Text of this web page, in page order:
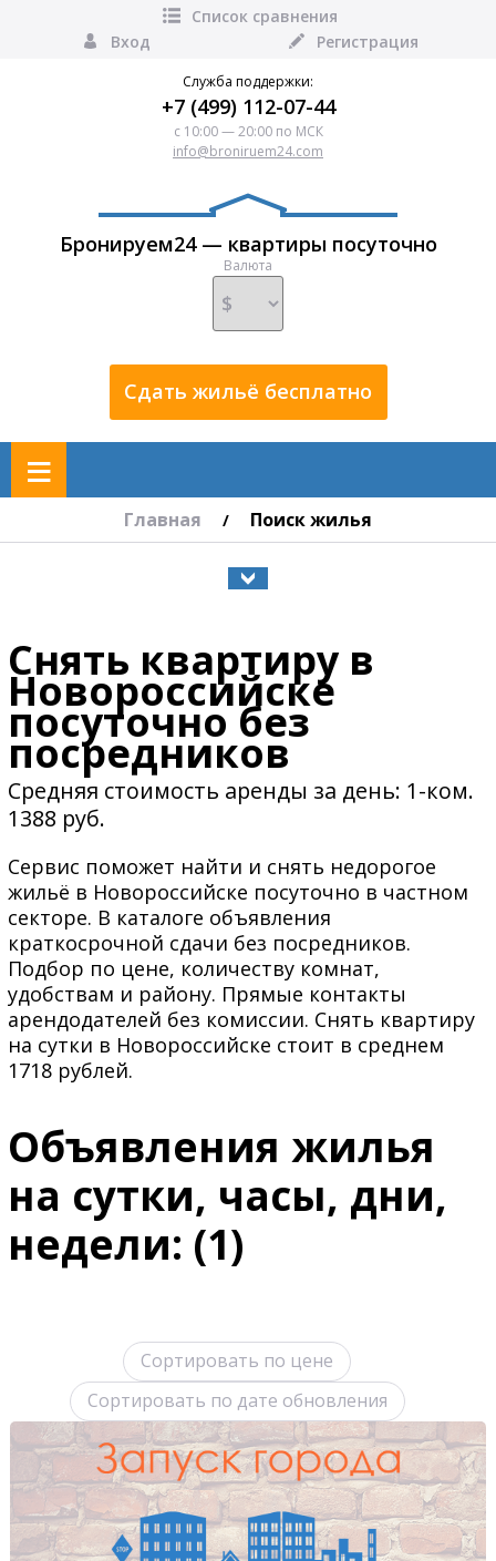
Список сравнения
Вход
Регистрация
Служба поддержки:
+7 (499) 112-07-44
с 10:00 — 20:00 по МСК
info@broniruem24.com
Бронируем24 — квартиры посуточно
Валюта
Сдать жильё бесплатно
≡
Главная / Поиск жилья
Снять квартиру в
Новороссийске
посуточно без
посредников
Средняя стоимость аренды за день: 1-ком.
1388 руб.
Сервис поможет найти и снять недорогое
жильё в Новороссийске посуточно в частном
секторе. В каталоге объявления
краткосрочной сдачи без посредников.
Подбор по цене, количеству комнат,
удобствам и району. Прямые контакты
арендодателей без комиссии. Снять квартиру
на сутки в Новороссийске стоит в среднем
1718 рублей.
Объявления жилья
на сутки, часы, дни,
недели: (1)
Сортировать по цене
Сортировать по дате обновления